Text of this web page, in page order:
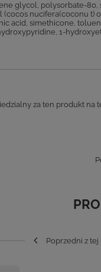
glycol, polysorbate-
nucifera(coconu
acid, simethicone,
1-
za ten produkt na